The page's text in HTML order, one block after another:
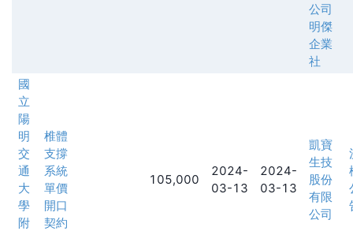
公司
明傑
企業
社
國
立
陽
明
交
通
大
學
附
椎體
支撐
系統
單價
開口
契約
105,000
2024-
03-13
2024-
03-13
凱寶
生技
股份
有限
公司